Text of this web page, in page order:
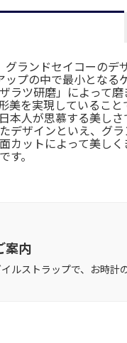
ランドセイコーの
ップの中で最小とな
ラツ研磨」によって
美を実現しているこ
本人が思慕する美し
デザインといえ、グ
カットによって美し
。
案内
ルストラップで、お時計